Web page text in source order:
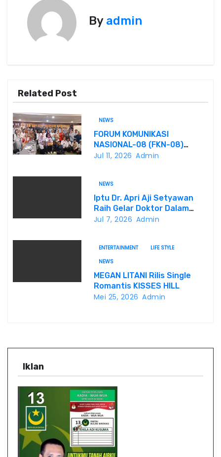
p
o
s
By admin
Related Post
NEWS
FORUM KOMUNIKASI
NASIONAL-08 (FKN-08)
Dukung Program
Jul 11, 2026 Admin
NEWS
Iptu Dr. Apri Aji Setyawan
Raih Gelar Doktor Dalam
Sidang Terbuka Promosi
Jul 7, 2026 Admin
ENTERTAINMENT
LIFE STYLE
NEWS
MEGAN LITANI Rilis Single
Romantis KISSES HILL
Mei 25, 2026 Admin
Iklan